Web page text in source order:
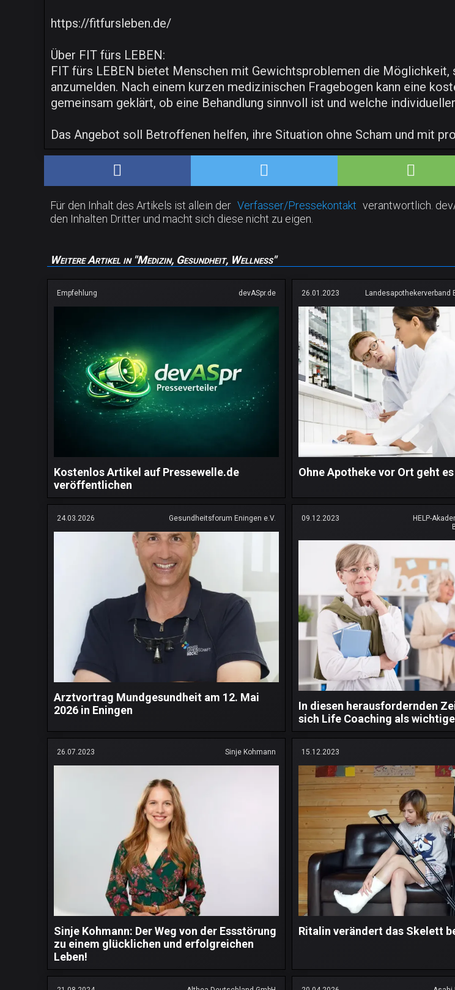
https://fitfursleben.de/
Über FIT fürs LEBEN:
FIT fürs LEBEN bietet Menschen mit Gewichtsproblemen die
anzumelden. Nach einem kurzen medizinischen Fragebogen kann eine
gemeinsam geklärt, ob eine Behandlung sinnvoll ist und welche
Das Angebot soll Betroffenen helfen, ihre Situation ohne Scham und mit
Für den Inhalt des Artikels ist allein der Verfasser/Pressekontakt verantwortlich.
den Inhalten Dritter und macht sich diese nicht zu eigen.
Weitere Artikel in "Medizin, Gesundheit, Wellness"
Empfehlung devASpr.de
Kostenlos Artikel auf Pressewelle.de
veröffentlichen
26.01.2023 Landesapothekerverband
Ohne Apotheke vor Ort geht
24.03.2026 Gesundheitsforum Eningen e.V.
Arztvortrag Mundgesundheit am 12. Mai
2026 in Eningen
09.12.2023
HELP-
In diesen herausfordernden
sich Life Coaching als
26.07.2023 Sinje Kohmann
Sinje Kohmann: Der Weg von der Essstörung
zu einem glücklichen und erfolgreichen
Leben!
15.12.2023
Ritalin verändert das Skelett